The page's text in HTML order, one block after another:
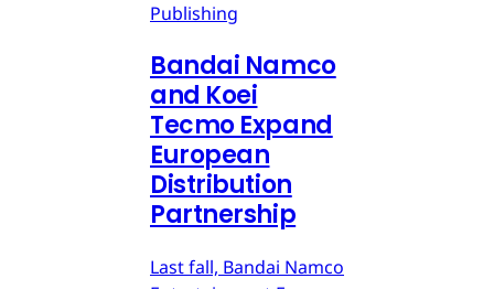
Publishing
Bandai Namco
and Koei
Tecmo Expand
European
Distribution
Partnership
Last fall, Bandai Namco